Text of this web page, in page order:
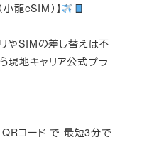
龍eSIM）】
やSIMの差し替えは不
現地キャリア公式プラ
QRコード で 最短3分で